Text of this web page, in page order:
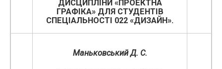
ДИСЦИПЛІНИ «ПРОЕКТНА
ГРАФІКА» ДЛЯ СТУДЕНТІВ
СПЕЦІАЛЬНОСТІ 022 «ДИЗАЙН».
Маньковський Д. С.